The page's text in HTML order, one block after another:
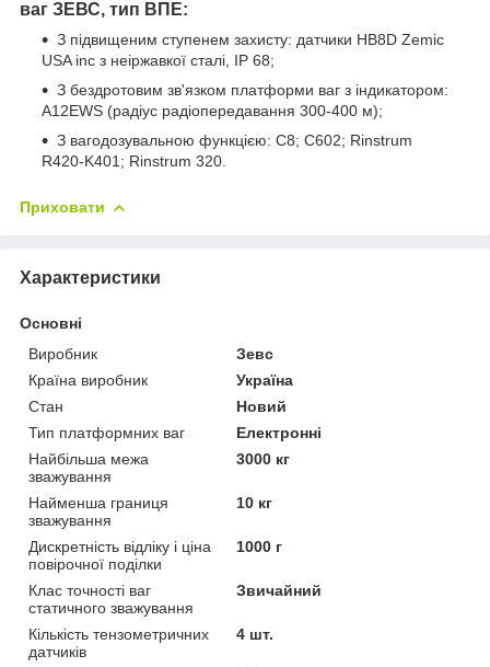
ваг ЗЕВС, тип ВПЕ:
З підвищеним ступенем захисту: датчики HB8D Zemic
USA inc з неіржавкої сталі, IP 68;
З бездротовим зв'язком платформи ваг з індикатором:
A12EWS (радіус радіопередавання 300-400 м);
З вагодозувальною функцією: С8; С602; Rinstrum
R420-K401; Rinstrum 320.
Приховати
Характеристики
Основні
Виробник
Зевс
Країна виробник
Україна
Стан
Новий
Тип платформних ваг
Електронні
Найбільша межа
зважування
3000 кг
Найменша границя
зважування
10 кг
Дискретність відліку і ціна
повірочної поділки
1000 г
Клас точності ваг
статичного зважування
Звичайний
Кількість тензометричних
датчиків
4 шт.